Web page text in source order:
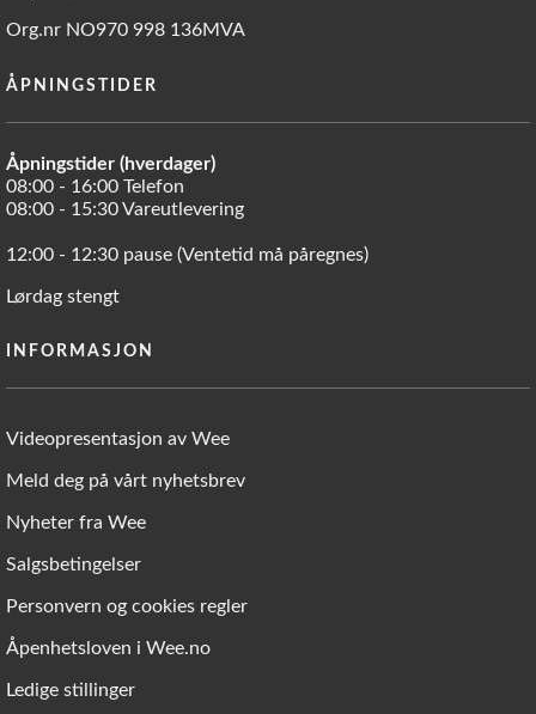
Org.nr NO970 998 136MVA
ÅPNINGSTIDER
Åpningstider (hverdager)
08:00 - 16:00 Telefon
08:00 - 15:30 Vareutlevering
12:00 - 12:30 pause (Ventetid må påregnes)
Lørdag stengt
INFORMASJON
Videopresentasjon av Wee
Meld deg på vårt nyhetsbrev
Nyheter fra Wee
Salgsbetingelser
Personvern og cookies regler
Åpenhetsloven i Wee.no
Ledige stillinger